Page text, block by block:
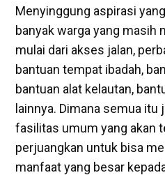
Menyinggung aspirasi
banyak warga yang masih
mulai dari akses jalan,
bantuan tempat ibadah,
bantuan alat kelautan,
lainnya. Dimana semua itu
fasilitas umum yang akan
perjuangkan untuk bisa
manfaat yang besar